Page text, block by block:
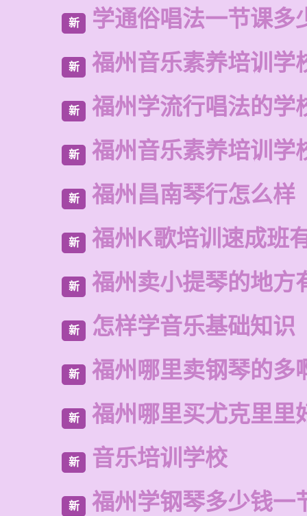
新 学通俗唱法一节课多
新 福州音乐素养培训学
新 福州学流行唱法的学
新 福州音乐素养培训学
新 福州昌南琴行怎么样
新 福州K歌培训速成班
新 福州卖小提琴的地方
新 怎样学音乐基础知识
新 福州哪里卖钢琴的多
新 福州哪里买尤克里里
新 音乐培训学校
新 福州学钢琴多少钱一